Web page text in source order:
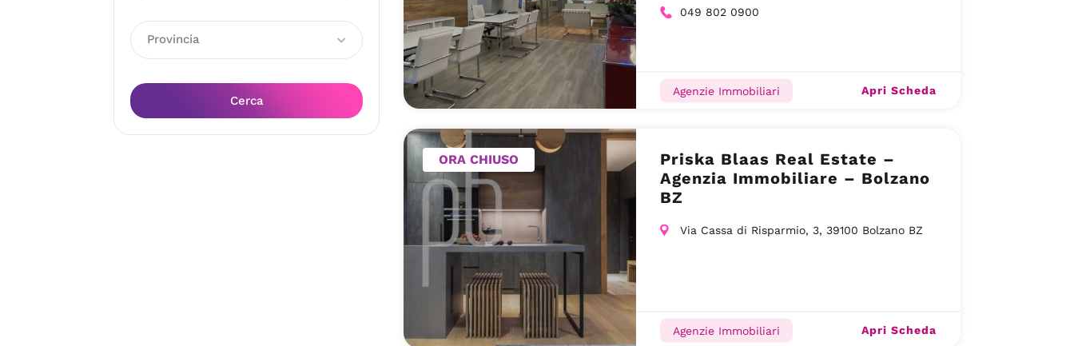
Provincia
Cerca
049 802 0900
Agenzie Immobiliari Apri Scheda
ORA CHIUSO
Priska Blaas Real Estate –
Agenzia Immobiliare – Bolzano
BZ
Via Cassa di Risparmio, 3, 39100 Bolzano BZ
Agenzie Immobiliari Apri Scheda